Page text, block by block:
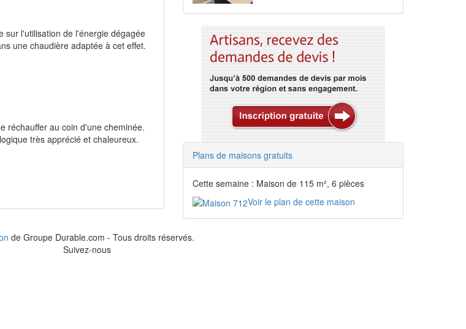
sur l'utilisation de l'énergie dégagée
une chaudière adaptée à cet effet.
réchauffer au coin d'une cheminée.
très apprécié et chaleureux.
Plans de maisons gratuits
Cette semaine : Maison de 115 m², 6 pièces
Voir le plan de cette maison
de Groupe Durable.com - Tous droits réservés.
Suivez-nous